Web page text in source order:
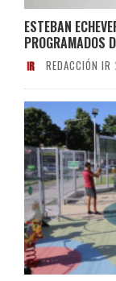
ESTEBAN
PROGRAMADOS
REDACCIÓN IR